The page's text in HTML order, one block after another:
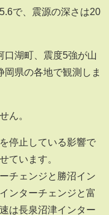
で、震源の深さは20
口湖町、震度5強が山
県の各地で観測しま
ん。
停止している影響で
ています。
チェンジと勝沼イン
ンターチェンジと富
は長泉沼津インター